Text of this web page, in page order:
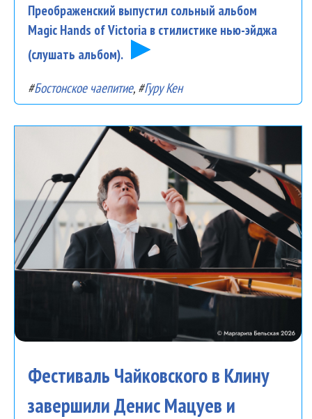
Преображенский выпустил сольный альбом
Magic Hands of Victoria в стилистике нью-эйджа
(слушать альбом).
#Бостонское чаепитие, #Гуру Кен
Фестиваль Чайковского в Клину
завершили Денис Мацуев и